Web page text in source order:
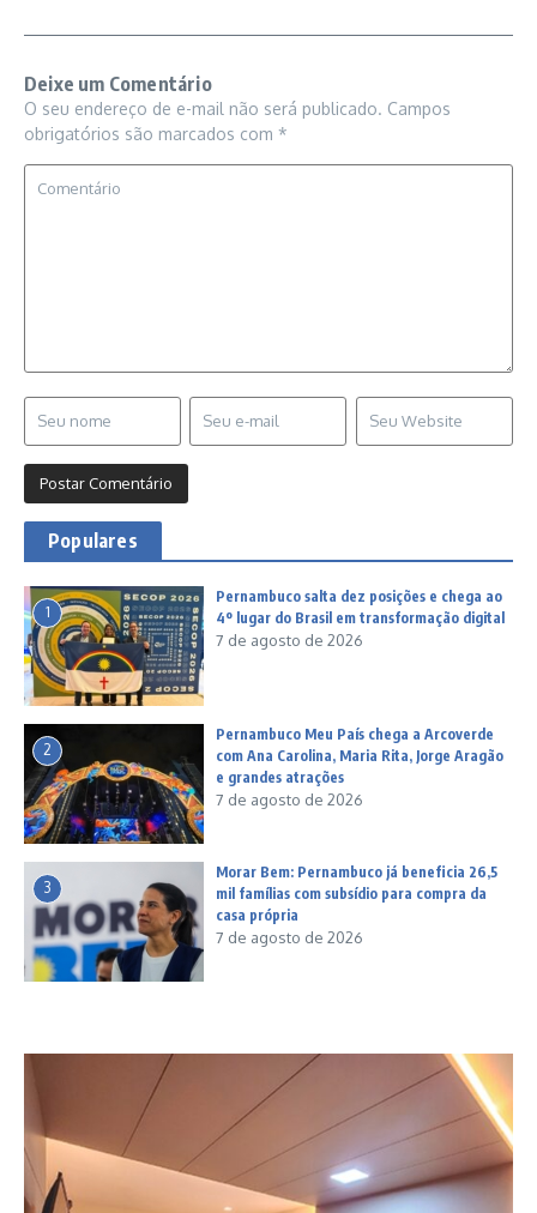
Deixe um Comentário
O seu endereço de e-mail não será publicado. Campos
obrigatórios são marcados com *
Populares
1
Pernambuco salta dez posições e chega ao
4º lugar do Brasil em transformação digital
7 de agosto de 2026
2
Pernambuco Meu País chega a Arcoverde
com Ana Carolina, Maria Rita, Jorge Aragão
e grandes atrações
7 de agosto de 2026
3
Morar Bem: Pernambuco já beneficia 26,5
mil famílias com subsídio para compra da
casa própria
7 de agosto de 2026